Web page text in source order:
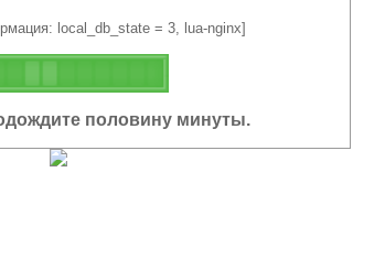
local_db_state = 3, lua-nginx]
половину минуты.